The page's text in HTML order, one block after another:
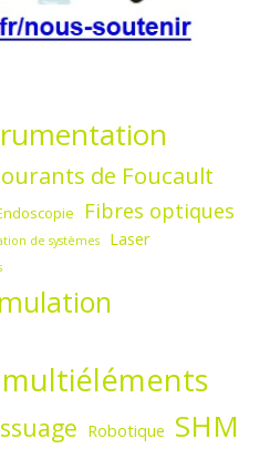
de Foucault
Fibres optiques
de systèmes Laser
multiéléments
Robotique SHM